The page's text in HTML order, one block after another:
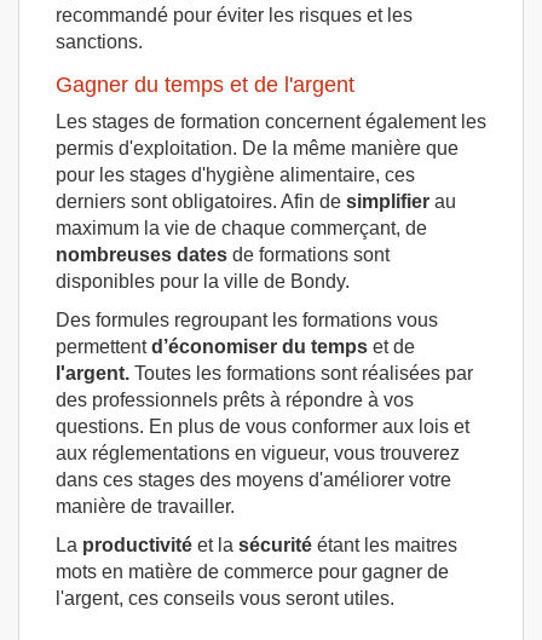
recommandé pour éviter les risques et les
sanctions.
Gagner du temps et de l'argent
Les stages de formation concernent également les
permis d'exploitation. De la même manière que
pour les stages d'hygiène alimentaire, ces
derniers sont obligatoires. Afin de simplifier au
maximum la vie de chaque commerçant, de
nombreuses dates de formations sont
disponibles pour la ville de Bondy.
Des formules regroupant les formations vous
permettentd’économiser du temps et de
l'argent. Toutes les formations sont réalisées par
des professionnels prêts à répondre à vos
questions. En plus de vous conformer aux lois et
aux réglementations en vigueur, vous trouverez
dans ces stages des moyens d'améliorer votre
manière de travailler.
La productivité et la sécurité étant les maitres
mots en matière de commerce pour gagner de
l'argent, ces conseils vous seront utiles.